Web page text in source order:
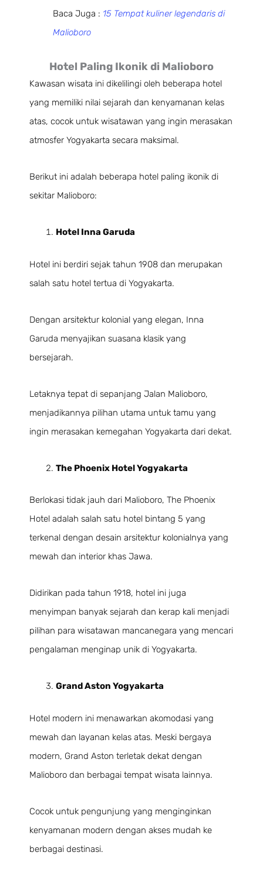
Baca Juga : 15 Tempat kuliner legendaris di
Malioboro
Hotel Paling Ikonik di Malioboro
Kawasan wisata ini dikelilingi oleh beberapa hotel
yang memiliki nilai sejarah dan kenyamanan kelas
atas, cocok untuk wisatawan yang ingin merasakan
atmosfer Yogyakarta secara maksimal.
Berikut ini adalah beberapa hotel paling ikonik di
sekitar Malioboro:
Hotel Inna Garuda
Hotel ini berdiri sejak tahun 1908 dan merupakan
salah satu hotel tertua di Yogyakarta.
Dengan arsitektur kolonial yang elegan, Inna
Garuda menyajikan suasana klasik yang
bersejarah.
Letaknya tepat di sepanjang Jalan Malioboro,
menjadikannya pilihan utama untuk tamu yang
ingin merasakan kemegahan Yogyakarta dari dekat.
The Phoenix Hotel Yogyakarta
Berlokasi tidak jauh dari Malioboro, The Phoenix
Hotel adalah salah satu hotel bintang 5 yang
terkenal dengan desain arsitektur kolonialnya yang
mewah dan interior khas Jawa.
Didirikan pada tahun 1918, hotel ini juga
menyimpan banyak sejarah dan kerap kali menjadi
pilihan para wisatawan mancanegara yang mencari
pengalaman menginap unik di Yogyakarta.
Grand Aston Yogyakarta
Hotel modern ini menawarkan akomodasi yang
mewah dan layanan kelas atas. Meski bergaya
modern, Grand Aston terletak dekat dengan
Malioboro dan berbagai tempat wisata lainnya.
Cocok untuk pengunjung yang menginginkan
kenyamanan modern dengan akses mudah ke
berbagai destinasi.